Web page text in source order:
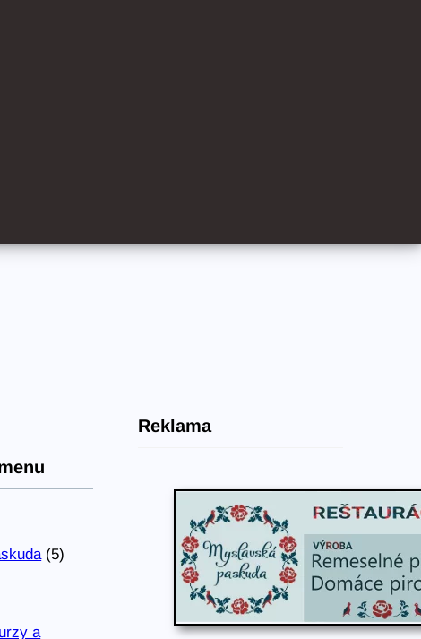
(5)
a
Reklama